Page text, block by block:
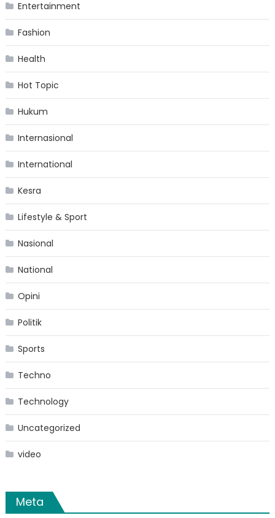
Entertainment
Fashion
Health
Hot Topic
Hukum
Internasional
International
Kesra
Lifestyle & Sport
Nasional
National
Opini
Politik
Sports
Techno
Technology
Uncategorized
video
Meta